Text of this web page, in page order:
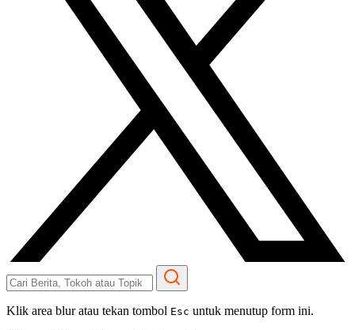
Klik area blur atau tekan tombol Esc untuk menutup form ini.